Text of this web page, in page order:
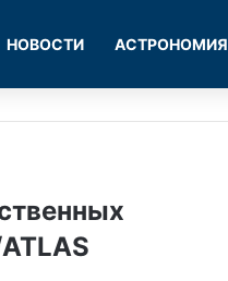
НОВОСТИ АСТРОНОМИЯ